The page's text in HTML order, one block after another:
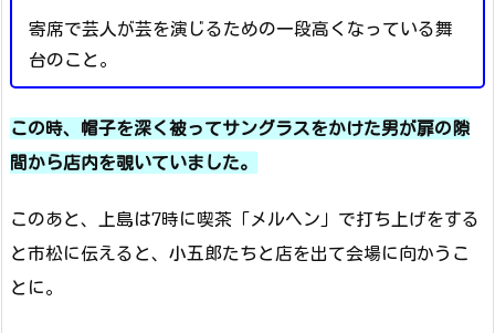
寄席で芸人が芸を演じるための一段高くなっている舞
台のこと。
この時、帽子を深く被ってサングラスをかけた男が扉の隙
間から店内を覗いていました。
このあと、上島は7時に喫茶「メルヘン」で打ち上げをする
と市松に伝えると、小五郎たちと店を出て会場に向かうこ
とに。